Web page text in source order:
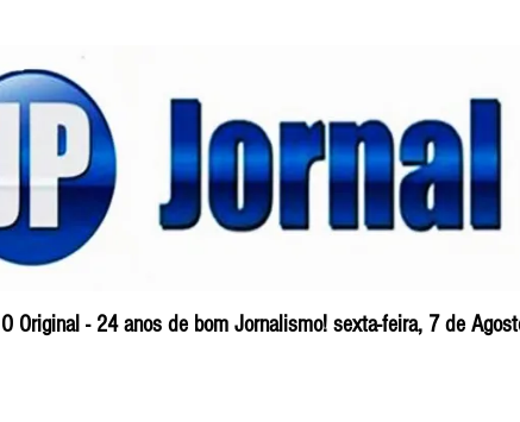
O Original - 24 anos de bom Jornalismo! sexta-feira, 7 de